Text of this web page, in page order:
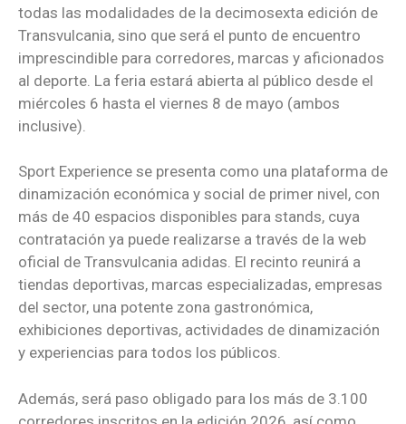
todas las modalidades de la decimosexta edición de
Transvulcania, sino que será el punto de encuentro
imprescindible para corredores, marcas y aficionados
al deporte. La feria estará abierta al público desde el
miércoles 6 hasta el viernes 8 de mayo (ambos
inclusive).
Sport Experience se presenta como una plataforma de
dinamización económica y social de primer nivel, con
más de 40 espacios disponibles para stands, cuya
contratación ya puede realizarse a través de la web
oficial de Transvulcania adidas. El recinto reunirá a
tiendas deportivas, marcas especializadas, empresas
del sector, una potente zona gastronómica,
exhibiciones deportivas, actividades de dinamización
y experiencias para todos los públicos.
Además, será paso obligado para los más de 3.100